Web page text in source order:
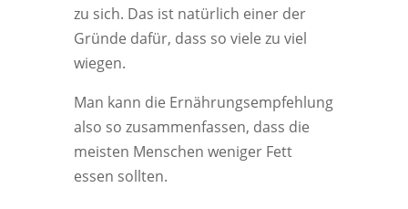
zu sich. Das ist natürlich einer der
Gründe dafür, dass so viele zu viel
wiegen.
Man kann die Ernährungsempfehlung
also so zusammenfassen, dass die
meisten Menschen weniger Fett
essen sollten.